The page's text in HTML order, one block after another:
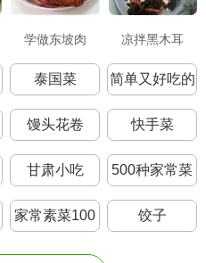
学做东坡肉 凉拌黑木耳
泰国菜
简单又好吃的
家常炒菜
馒头花卷 快手菜
甘肃小吃
500种家常菜
图片
家常素菜100
饺子